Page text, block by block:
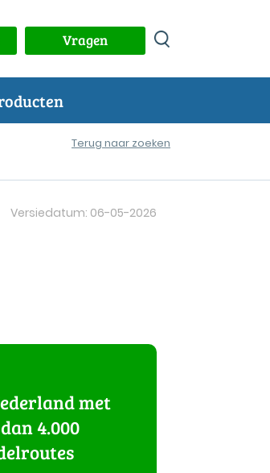
Vragen
Terug naar zoeken
Versiedatum: 06-05-2026
met
4.000